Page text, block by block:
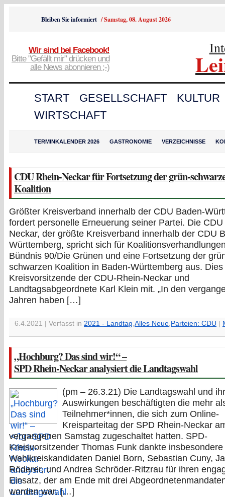
Bleiben Sie informiert /Samstag, 08. August 2026
Wir sind bei Facebook!
Bitte "Gefällt mir" drücken und
alle News abonnieren ;-)
START GESELLSCHAFT
KULTUR
WIRTSCHAFT
TERMINKALENDER 2026 GASTRONOMIE VERZEICHNISSE
CDU Rhein-Neckar für Fortsetzung der grün-
Koalition
Größter Kreisverband innerhalb der CDU Baden-
fordert personelle Erneuerung seiner Partei. Die
Neckar, der größte Kreisverband innerhalb der CDU
Württemberg, spricht sich für
Bündnis 90/Die Grünen und eine Fortsetzung der
schwarzen Koalition in Baden-Württemberg aus.
Kreisvorsitzende der CDU-Rhein-Neckar und
Landtagsabgeordnete Karl Klein mit. „In den
Jahren haben […]
6.4.2021 | Verfasst in 2021 - Landtag,Alles Neue, Parteien: CDU
„Hochburg? Das sind wir!“ –
SPD Rhein-Neckar analysiert die Landtagswahl
(pm – 26.3.21) Die Landtagswahl und
Auswirkungen beschäftigten die mehr
Teilnehmer*innen, die sich zum Online-
Kreisparteitag der SPD Rhein-Neckar
vergangenen Samstag zugeschaltet hatten. SPD-
Kreisvorsitzender Thomas Funk dankte insbesondere
Wahlkreiskandidaten Daniel Born, Sebastian Cuny,
Röderer, und Andrea Schröder-Ritzrau für ihren
Einsatz, der am Ende mit drei
worden war. […]